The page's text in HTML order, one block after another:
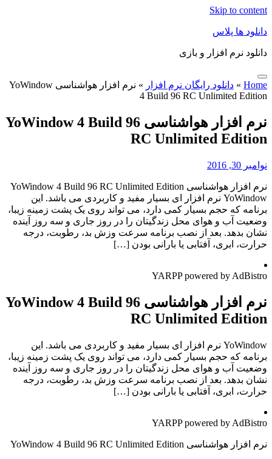
Skip to content
دانلود ها پلاس
دانلود نرم افزار و بازی
Home
» دانلود رایگان نرم افزار »
نرم افزار هواشناسی YoWindow
4 Build 96 RC Unlimited Edition
نرم افزار هواشناسی YoWindow 4 Build 96
RC Unlimited Edition
نوامبر 30, 2016
نرم افزار هواشناسی YoWindow 4 Build 96 RC Unlimited Edition
YoWindow نرم افزار ای بسیار مفید و کاربردی می باشد. این
برنامه که حجم بسیار کمی دارد، می تواند روی یک پشت زمینه زیبا،
وضعیت آب و هوای محل زندگیتان را در روز جاری و سه روز آینده
نشان بدهد. بعد از نصب برنامه سرعت وزش بد، رطوبت، درجه
حرارت، ابری، آفتابی یا بارانی بودن […]
YARPP powered by AdBistro
نرم افزار هواشناسی YoWindow 4 Build 96
RC Unlimited Edition
YoWindow نرم افزار ای بسیار مفید و کاربردی می باشد. این
برنامه که حجم بسیار کمی دارد، می تواند روی یک پشت زمینه زیبا،
وضعیت آب و هوای محل زندگیتان را در روز جاری و سه روز آینده
نشان بدهد. بعد از نصب برنامه سرعت وزش بد، رطوبت، درجه
حرارت، ابری، آفتابی یا بارانی بودن […]
YARPP powered by AdBistro
نرم افزار هواشناسی YoWindow 4 Build 96 RC Unlimited Edition